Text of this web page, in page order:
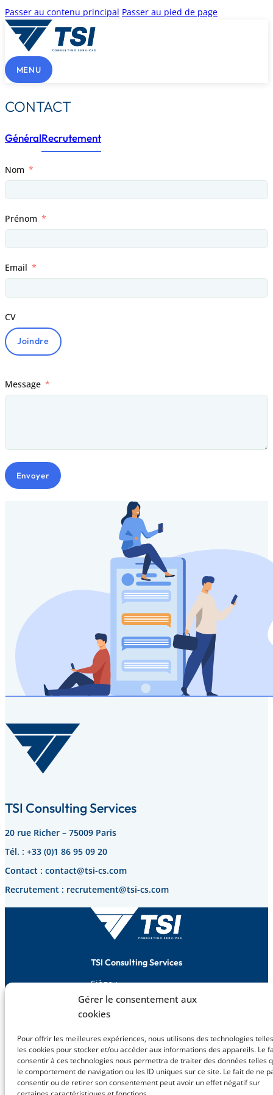
Gérer le consentement aux
cookies
Pour offrir les meilleures expériences, nous utilisons des technologies
les cookies pour stocker et/ou accéder aux informations des appareils. Le
consentir à ces technologies nous permettra de traiter des données telles
le comportement de navigation ou les ID uniques sur ce site. Le fait de ne
consentir ou de retirer son consentement peut avoir un effet négatif sur
Passer au contenu principal Passer au pied de page
MENU
CONTACT
GénéralRecrutement
Nom
Prénom
Email
CV
Joindre
Message
Envoyer
TSI Consulting Services
20 rue Richer – 75009 Paris
Tél. : +33 (0)1 86 95 09 20
Contact : contact@tsi-cs.com
Recrutement : recrutement@tsi-cs.com
TSI Consulting Services
Siège :
20 rue Richer
75009 Paris, France
13, rue Saulnier
75009 Paris, France
La Marsa (Tunisie)